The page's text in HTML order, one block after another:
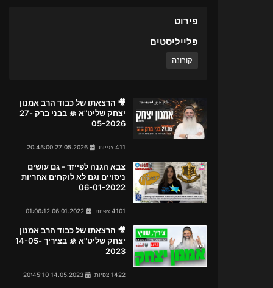
פירוט
פלייליסטים
קורונה
🎥 הרצאתו של כבוד הרב אמנון
יצחק שליט"א 🚸 בבני ברק 27-
05-2026
411 צפיות
צבא הגנה לפייזר - גם עושים
ניסויים וגם לא לוקחים אחריות
06-01-2022
4101 צפיות
🎥 הרצאתו של כבוד הרב אמנון
יצחק שליט"א 🚸 בציריך 14-05-
2023
1422 צפיות